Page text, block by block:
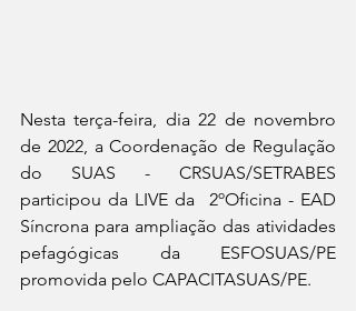
Nesta terça-feira, dia 22 de novembro
de 2022, a Coordenação de Regulação
do SUAS - CRSUAS/SETRABES
participou da LIVE da  2ºOficina - EAD
Síncrona para ampliação das atividades
pefagógicas da ESFOSUAS/PE
promovida pelo CAPACITASUAS/PE.